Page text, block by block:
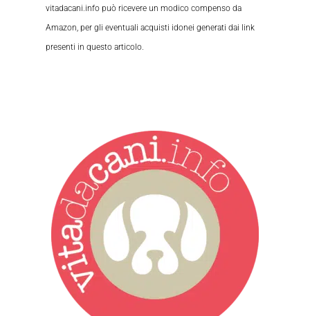
vitadacani.info può ricevere un modico compenso da
Amazon, per gli eventuali acquisti idonei generati dai link
presenti in questo articolo.